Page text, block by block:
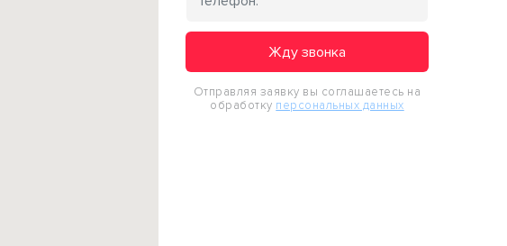
Жду звонка
Отправляя заявку вы соглашаетесь на
обработку персональных данных